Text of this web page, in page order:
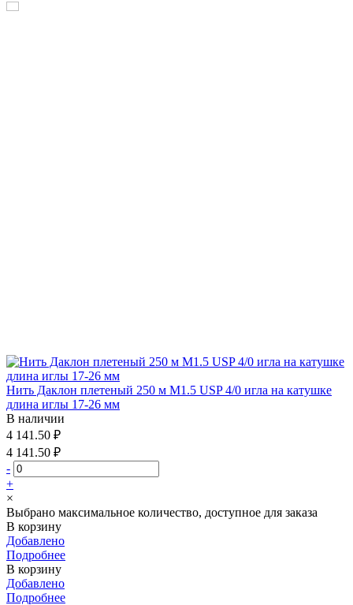
Нить Даклон плетеный 250 м М1.5 USP 4/0 игла на катушке
длина иглы 17-26 мм
В наличии
4 141.50 ₽
4 141.50 ₽
-
+
×
Выбрано максимальное количество, доступное для заказа
В корзину
Добавлено
Подробнее
В корзину
Добавлено
Подробнее